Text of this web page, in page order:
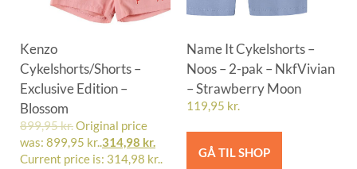
Kenzo
Cykelshorts/Shorts –
Exclusive Edition –
Blossom
899,95kr.Original price
was: 899,95 kr..314,98 kr.
Current price is: 314,98 kr..
Name It Cykelshorts –
Noos – 2-pak – NkfVivian
– Strawberry Moon
119,95 kr.
GÅ TIL SHOP